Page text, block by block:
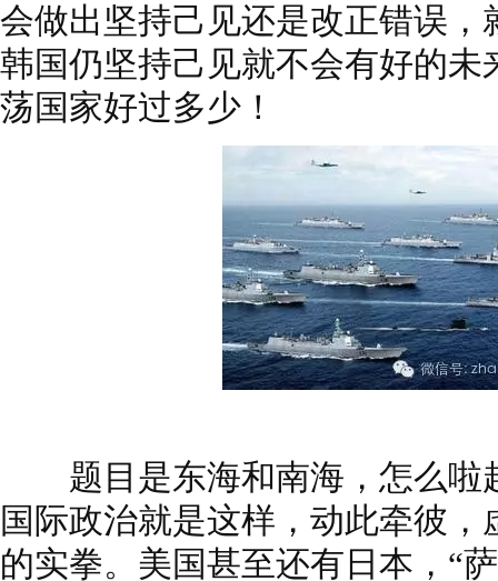
会做出坚持己见还是改正错误
韩国仍坚持己见就不会有好的未
荡国家好过多少！
题目是东海和南海，怎么啦
国际政治就是这样，动此牵彼
的实拳。美国甚至还有日本，“